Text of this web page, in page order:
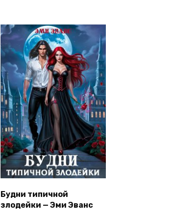
Будни типичной
злодейки — Эми Эванс